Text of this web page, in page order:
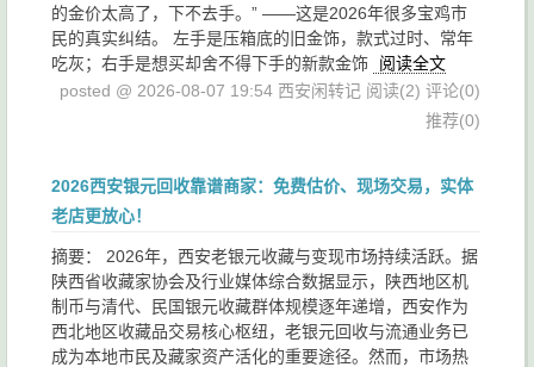
的金价太高了，下不去手。” ——这是2026年很多宝鸡市
民的真实纠结。 左手是压箱底的旧金饰，款式过时、常年
吃灰；右手是想买却舍不得下手的新款金饰
阅读全文
posted @ 2026-08-07 19:54 西安闲转记 阅读(2) 评论(0)
推荐(0)
2026西安银元回收靠谱商家：免费估价、现场交易，实体
老店更放心！
摘要： 2026年，西安老银元收藏与变现市场持续活跃。据
陕西省收藏家协会及行业媒体综合数据显示，陕西地区机
制币与清代、民国银元收藏群体规模逐年递增，西安作为
西北地区收藏品交易核心枢纽，老银元回收与流通业务已
成为本地市民及藏家资产活化的重要途径。然而，市场热